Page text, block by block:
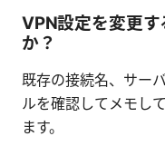
VPN設定を変更
か？
既存の接続名、サー
ルを確認してメモし
ます。